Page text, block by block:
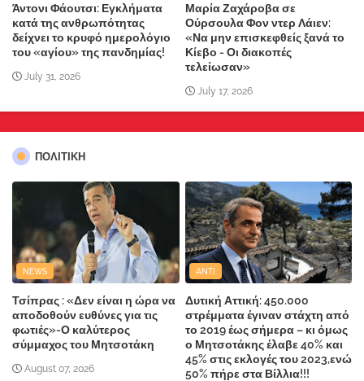
Άντονι Φάουτσι: Εγκλήματα
κατά της ανθρωπότητας
δείχνει το κρυφό ημερολόγιο
του «αγίου» της πανδημίας!
July 31, 2026
Μαρία Ζαχάροβα σε
Ούρσουλα Φον ντερ Λάιεν:
«Να μην επισκεφθείς ξανά το
Κίεβο - Οι διακοπές
τελείωσαν»
July 17, 2026
ΠΟΛΙΤΙΚΗ
NEWS
Τσίπρας : «Δεν είναι η ώρα να
αποδοθούν ευθύνες για τις
φωτιές»-Ο καλύτερος
σύμμαχος του Μητσοτάκη
August 07, 2026
ANTI
Δυτική Αττική: 450.000
στρέμματα έγιναν στάχτη από
το 2019 έως σήμερα – κι όμως
ο Μητσοτάκης έλαβε 40% και
45% στις εκλογές του 2023,ενώ
50% πήρε στα Βίλλια!!!